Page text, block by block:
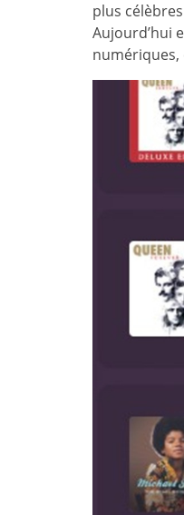
plus
Aujourd’hui